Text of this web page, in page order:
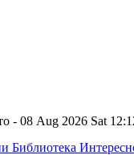
- 08 Aug 2026 Sat
Библиотека